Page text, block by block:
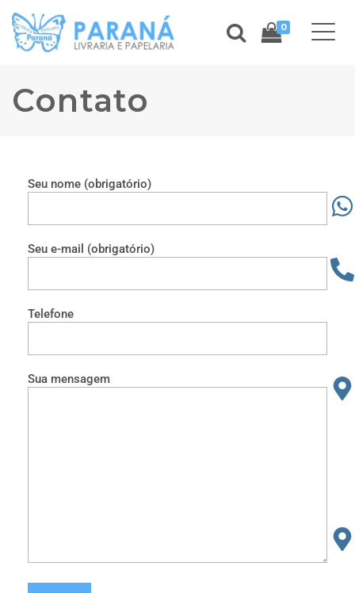
0
Contato
Seu nome (obrigatório)
Seu e-mail (obrigatório)
Telefone
Sua mensagem